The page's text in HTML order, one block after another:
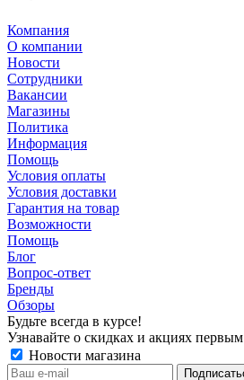
Компания
О компании
Новости
Сотрудники
Вакансии
Магазины
Политика
Информация
Помощь
Условия оплаты
Условия доставки
Гарантия на товар
Возможности
Помощь
Блог
Вопрос-ответ
Бренды
Обзоры
Будьте всегда в курсе!
Узнавайте о скидках и акциях первым
Новости магазина